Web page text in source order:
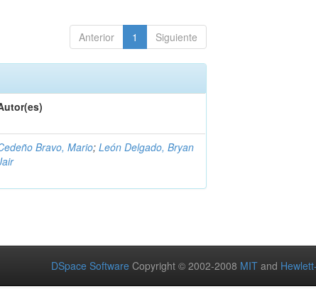
Anterior 1 Siguiente
Bravo, Mario;León Delgado, Bryan
DSpace Software Copyright © 2002-2008 MIT and